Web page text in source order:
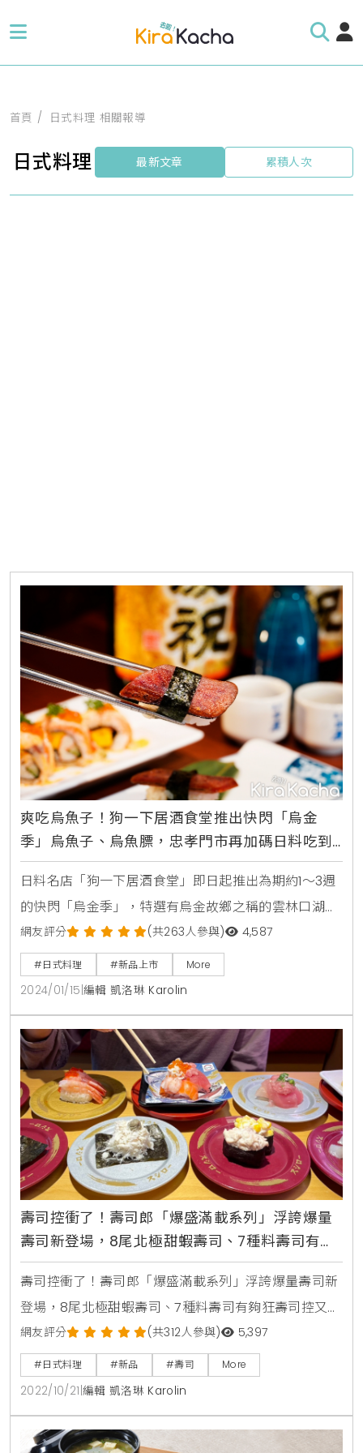
首頁 日式料理 相關報導
日式料理 最新文章 累積人次
爽吃烏魚子！狗一下居酒食堂推出快閃「烏金
季」烏魚子、烏魚膘，忠孝門市再加碼日料吃到
飽
日料名店「狗一下居酒食堂」即日起推出為期約1～3週
的快閃「烏金季」，特選有烏金故鄉之稱的雲林口湖鄉
新鮮直送，使用「烏魚三寶」之中的「烏魚子」和「烏
魚膘」入菜，全新推出4款季節菜色！讓饕客在寒冷冬
天也能被美食補冬，暖胃又暖心。首推冬季限定新品
「蒜香烏魚膘」，以胡麻油將烏魚膘煎至兩面焦黃，米
酒熗香後放入老薑、蒜片、蒜苗、洋蔥、青蔥、辣椒、
醬油、胡椒粉等配料小火悶燒，一開鍋香氣四溢！魚膘
嫩如豆腐，加上濃
網友評分 (共263人參與) 4,587
#日式料理 #新品上市 More
2024/01/15 編輯 凱洛琳 Karolin
壽司控衝了！壽司郎「爆盛滿載系列」浮誇爆量
壽司新登場，8尾北極甜蝦壽司、7種料壽司有夠
狂
壽司控衝了！壽司郎「爆盛滿載系列」浮誇爆量壽司新
登場，8尾北極甜蝦壽司、7種料壽司有夠狂壽司控又有
藉口吃壽司郎了！被評為日本第一平價迴轉壽司「壽司
郎」，每個月推出的季節限定新品，總是讓壽司控準時
報到去嚐鮮。這次10月推出大份量、超彭派的豪華海鮮
饗宴，用堆滿滿的浮誇海鮮壽司帶給粉絲視覺、味覺的
雙重衝擊。壽司郎「爆盛滿載」系列新品活動期間：
網友評分 (共312人參與) 5,397
#日式料理 #新品 #壽司 More
2022/10/21 編輯 凱洛琳 Karolin